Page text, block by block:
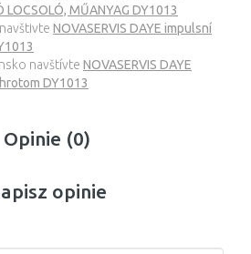
LOCSOLÓ, MŰANYAG DY1013
NOVASERVIS DAYE impulsní
navštívte NOVASERVIS DAYE
DY1013
Opinie (0)
opinie